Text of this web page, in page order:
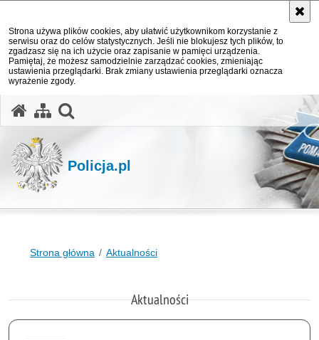
Strona używa plików cookies, aby ułatwić użytkownikom korzystanie z
serwisu oraz do celów statystycznych. Jeśli nie blokujesz tych plików, to
zgadzasz się na ich użycie oraz zapisanie w pamięci urządzenia.
Pamiętaj, że możesz samodzielnie zarządzać cookies, zmieniając
ustawienia przeglądarki. Brak zmiany ustawienia przeglądarki oznacza
wyrażenie zgody.
Policja.pl
Strona główna Aktualności
Aktualności